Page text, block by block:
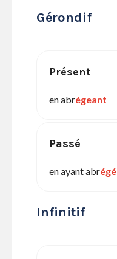
Gérondif
Présent
en abrégeant
Passé
en ayant abrégé
Infinitif